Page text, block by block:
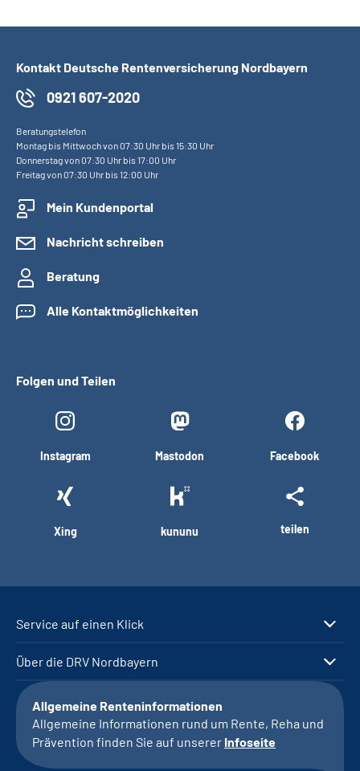
Kontakt Deutsche Rentenversicherung Nordbayern
0921 607-2020
Beratungstelefon
Montag bis Mittwoch von 07:30 Uhr bis 15:30 Uhr
Donnerstag von 07:30 Uhr bis 17:00 Uhr
Freitag von 07:30 Uhr bis 12:00 Uhr
Mein Kundenportal
Nachricht schreiben
Beratung
Alle Kontaktmöglichkeiten
Folgen und Teilen
Instagram Mastodon Facebook
Xing kununu teilen
Service auf einen Klick
Über die DRV Nordbayern
Allgemeine Renteninformationen
Allgemeine Informationen rund um Rente, Reha und
Prävention finden Sie auf unserer Infoseite